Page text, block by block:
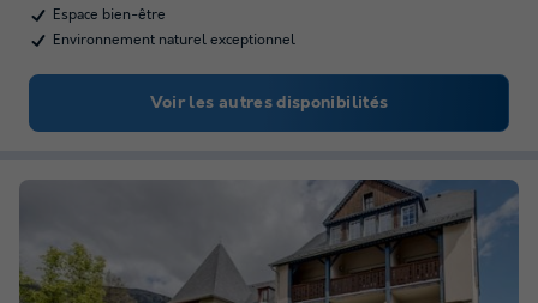
Espace bien-être
Environnement naturel exceptionnel
Voir les autres disponibilités